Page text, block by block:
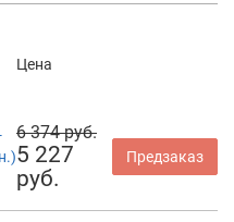
Цена
6 374 руб.
5 227
руб.
Предзаказ